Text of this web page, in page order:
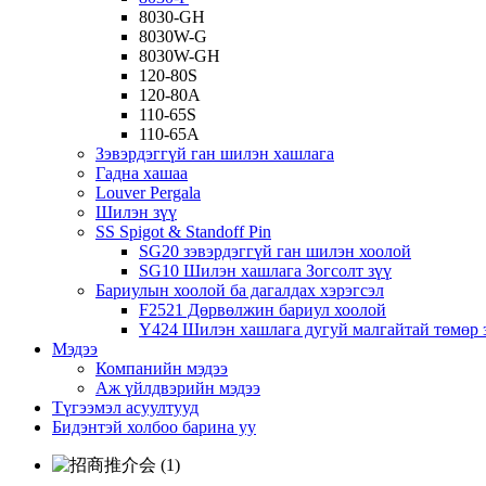
8030-GH
8030W-G
8030W-GH
120-80S
120-80А
110-65S
110-65А
Зэвэрдэггүй ган шилэн хашлага
Гадна хашаа
Louver Pergala
Шилэн зүү
SS Spigot & Standoff Pin
SG20 зэвэрдэггүй ган шилэн хоолой
SG10 Шилэн хашлага Зогсолт зүү
Бариулын хоолой ба дагалдах хэрэгсэл
F2521 Дөрвөлжин бариул хоолой
Y424 Шилэн хашлага дугуй малгайтай төмөр
Мэдээ
Компанийн мэдээ
Аж үйлдвэрийн мэдээ
Түгээмэл асуултууд
Бидэнтэй холбоо барина уу